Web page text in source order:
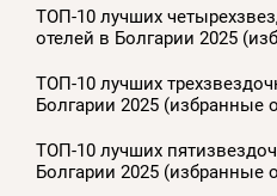
ТОП-10 лучших
отелей в Болгарии 2025
ТОП-10 лучших
Болгарии 2025 (избранные
ТОП-10 лучших
Болгарии 2025 (избранные